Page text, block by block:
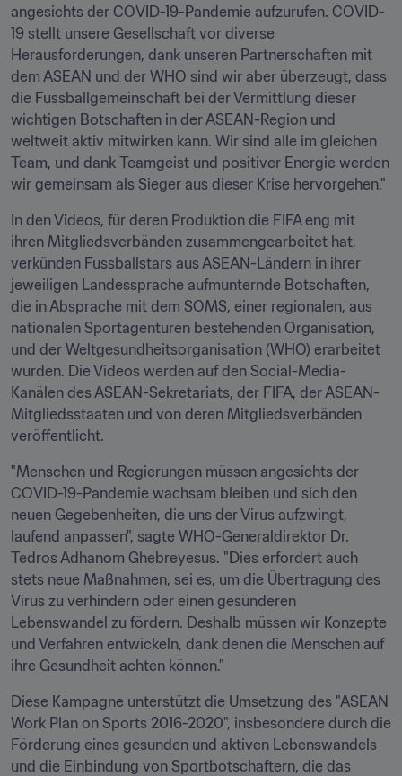
angesichts der COVID-19-Pandemie aufzurufen. COVID-
19 stellt unsere Gesellschaft vor diverse
Herausforderungen, dank unseren Partnerschaften mit
dem ASEAN und der WHO sind wir aber überzeugt, dass
die Fussballgemeinschaft bei der Vermittlung dieser
wichtigen Botschaften in der ASEAN-Region und
weltweit aktiv mitwirken kann. Wir sind alle im gleichen
Team, und dank Teamgeist und positiver Energie werden
wir gemeinsam als Sieger aus dieser Krise hervorgehen."
In den Videos, für deren Produktion die FIFA eng mit
ihren Mitgliedsverbänden zusammengearbeitet hat,
verkünden Fussballstars aus ASEAN-Ländern in ihrer
jeweiligen Landessprache aufmunternde Botschaften,
die in Absprache mit dem SOMS, einer regionalen, aus
nationalen Sportagenturen bestehenden Organisation,
und der Weltgesundheitsorganisation (WHO) erarbeitet
wurden. Die Videos werden auf den Social-Media-
Kanälen des ASEAN-Sekretariats, der FIFA, der ASEAN-
Mitgliedsstaaten und von deren Mitgliedsverbänden
veröffentlicht.
"Menschen und Regierungen müssen angesichts der
COVID-19-Pandemie wachsam bleiben und sich den
neuen Gegebenheiten, die uns der Virus aufzwingt,
laufend anpassen", sagte WHO-Generaldirektor Dr.
Tedros Adhanom Ghebreyesus. "Dies erfordert auch
stets neue Maßnahmen, sei es, um die Übertragung des
Virus zu verhindern oder einen gesünderen
Lebenswandel zu fördern. Deshalb müssen wir Konzepte
und Verfahren entwickeln, dank denen die Menschen auf
ihre Gesundheit achten können."
Diese Kampagne unterstützt die Umsetzung des "ASEAN
Work Plan on Sports 2016-2020", insbesondere durch die
Förderung eines gesunden und aktiven Lebenswandels
und die Einbindung von Sportbotschaftern, die das